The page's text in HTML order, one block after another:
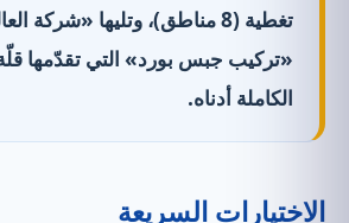
تغطية (8 مناطق)، وتليها «شركة
«تركيب جبس بورد» التي تقدّمها
الكاملة أدناه.
الاختيارات السريعة